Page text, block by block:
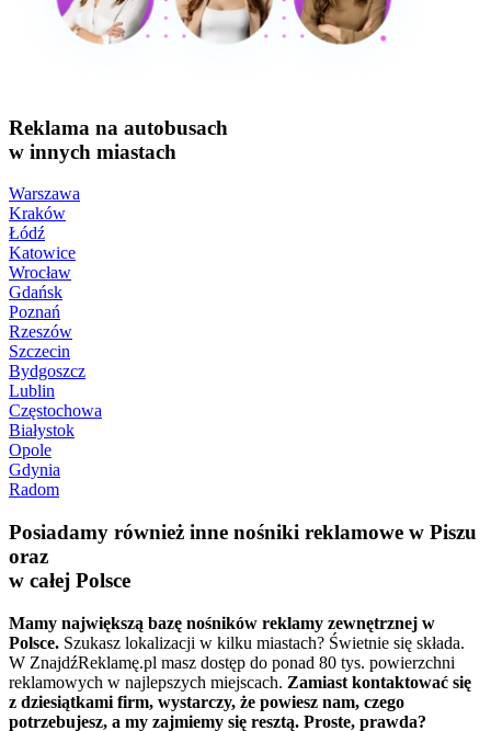
Reklama na autobusach
w innych miastach
Warszawa
Kraków
Łódź
Katowice
Wrocław
Gdańsk
Poznań
Rzeszów
Szczecin
Bydgoszcz
Lublin
Częstochowa
Białystok
Opole
Gdynia
Radom
Posiadamy również inne nośniki reklamowe w Piszu
oraz
w całej Polsce
Mamy największą bazę nośników reklamy zewnętrznej w
Polsce. Szukasz lokalizacji w kilku miastach? Świetnie się składa.
W ZnajdźReklamę.pl masz dostęp do ponad 80 tys. powierzchni
reklamowych w najlepszych miejscach. Zamiast kontaktować się
z dziesiątkami firm, wystarczy, że powiesz nam, czego
potrzebujesz, a my zajmiemy się resztą. Proste, prawda?